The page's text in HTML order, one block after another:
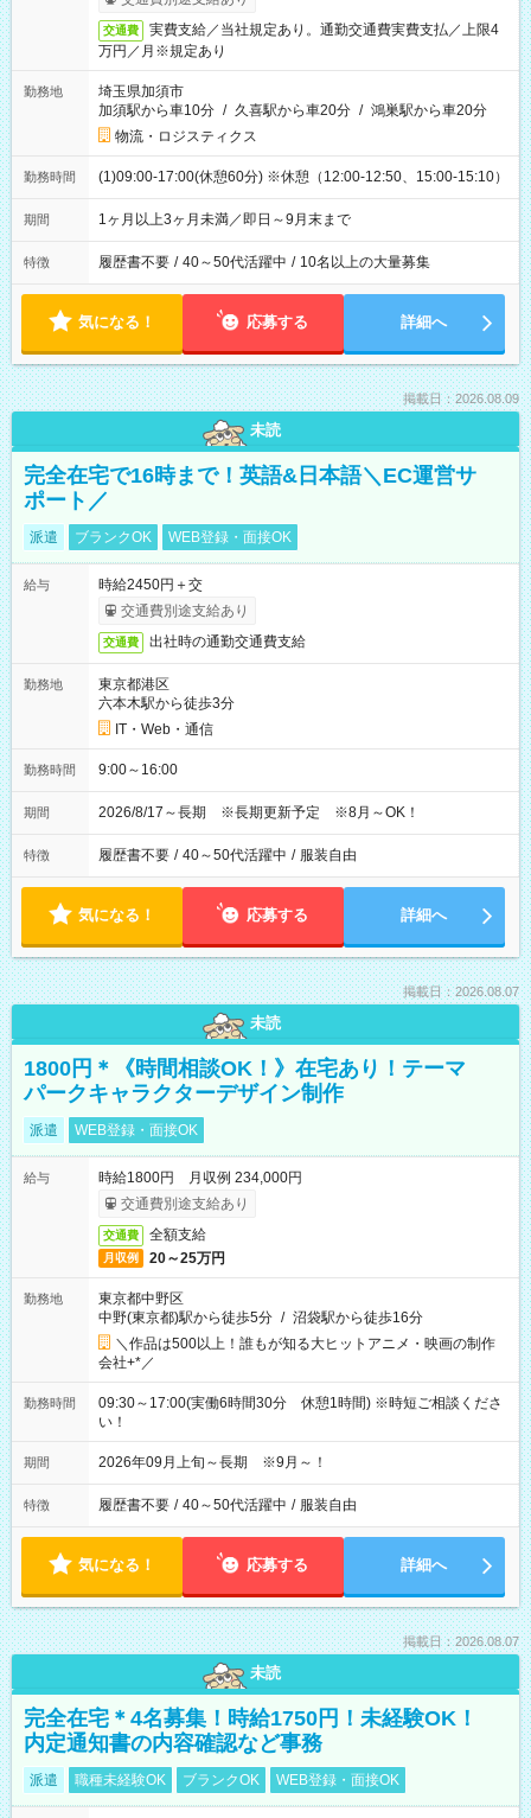
交通費
実費支給／当社規定あり。通勤交通費実費支払／上限4
万円／月※規定あり
勤務地
埼玉県加須市
加須駅から車10分 / 久喜駅から車20分 / 鴻巣駅から車20分
物流・ロジスティクス
勤務時間 (1)09:00-17:00(休憩60分) ※休憩（12:00-12:50、15:00-15:10）
期間 1ヶ月以上3ヶ月未満／即日～9月末まで
特徴 履歴書不要 / 40～50代活躍中 / 10名以上の大量募集
気になる！ 応募する 詳細へ
掲載日：2026.08.09
未読
完全在宅で16時まで！英語&日本語＼EC運営サ
ポート／
派遣 ブランクOK WEB登録・面接OK
給与
時給2450円＋交
交通費別途支給あり
交通費 出社時の通勤交通費支給
勤務地
東京都港区
六本木駅から徒歩3分
IT・Web・通信
勤務時間 9:00～16:00
期間 2026/8/17～長期 ※長期更新予定 ※8月～OK！
特徴 履歴書不要 / 40～50代活躍中 / 服装自由
気になる！ 応募する 詳細へ
掲載日：2026.08.07
未読
1800円＊《時間相談OK！》在宅あり！テーマ
パークキャラクターデザイン制作
派遣 WEB登録・面接OK
給与
時給1800円 月収例 234,000円
交通費別途支給あり
交通費 全額支給
月収例 20～25万円
勤務地
東京都中野区
中野(東京都)駅から徒歩5分 / 沼袋駅から徒歩16分
＼作品は500以上！誰もが知る大ヒットアニメ・映画の制作
会社+*／
勤務時間
09:30～17:00(実働6時間30分 休憩1時間) ※時短ご相談くださ
い！
期間 2026年09月上旬～長期 ※9月～！
特徴 履歴書不要 / 40～50代活躍中 / 服装自由
気になる！ 応募する 詳細へ
掲載日：2026.08.07
未読
完全在宅＊4名募集！時給1750円！未経験OK！
内定通知書の内容確認など事務
派遣 職種未経験OK ブランクOK WEB登録・面接OK